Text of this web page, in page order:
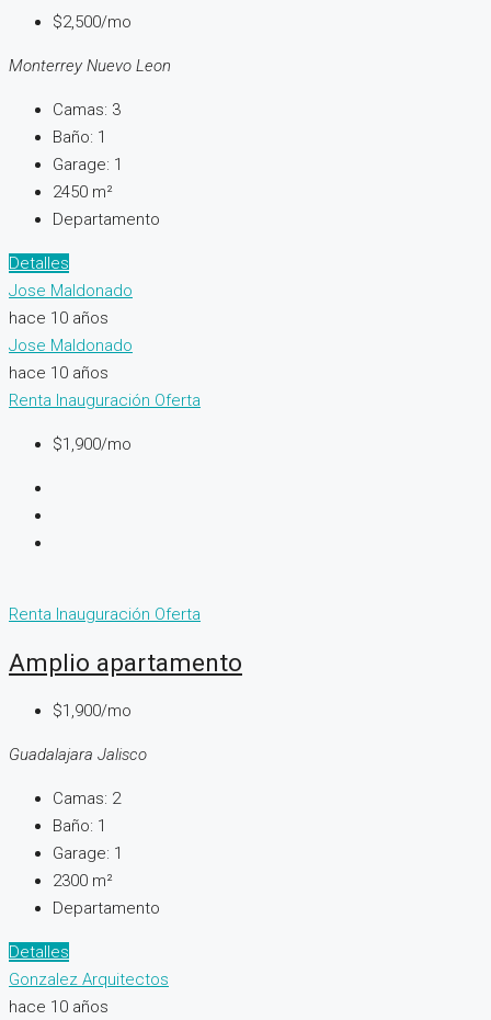
$2,500/mo
Monterrey Nuevo Leon
Camas: 3
Baño: 1
Garage: 1
2450 m²
Departamento
Detalles
Jose Maldonado
hace 10 años
Jose Maldonado
hace 10 años
Renta Inauguración Oferta
$1,900/mo
Renta Inauguración Oferta
Amplio apartamento
$1,900/mo
Guadalajara Jalisco
Camas: 2
Baño: 1
Garage: 1
2300 m²
Departamento
Detalles
Gonzalez Arquitectos
hace 10 años